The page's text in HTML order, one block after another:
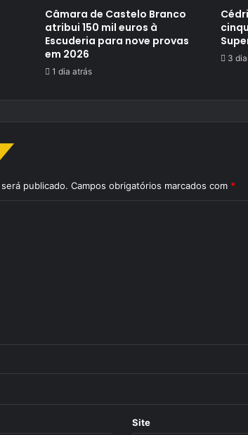
Câmara de Castelo Branco
atribui 150 mil euros à
Escuderia para nove provas
em 2026
1 dia atrás
3
publicado. Campos obrigatórios marcados com *
Site